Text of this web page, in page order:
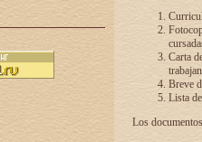
Carta
Breve
Lista
Los